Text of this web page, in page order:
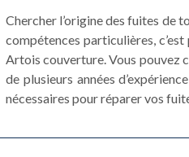
Chercher l’origine des fuites de
compétences particulières,
Artois couverture. Vous pouvez
de plusieurs années
nécessaires pour réparer vos